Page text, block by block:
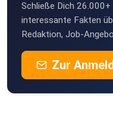
Schließe Dich
interessante Fakten
Redaktion, Job-
Zur